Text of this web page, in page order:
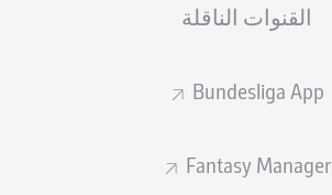
القنوات الناقلة
Bundesliga App
Fantasy Manager